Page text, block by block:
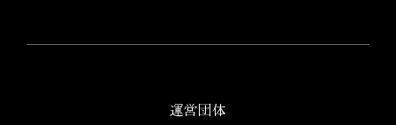
運営団体